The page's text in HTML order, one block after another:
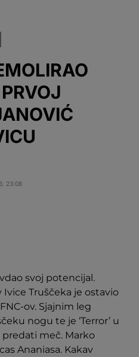
23:08
svoj potencijal.
Truščeka je ostavio
ov. Sjajnim leg
nogu te je ‘Terror’ u
meč. Marko
Ananiasa. Kakav